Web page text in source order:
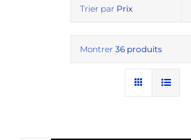
Trier par Prix
Montrer 36 produits